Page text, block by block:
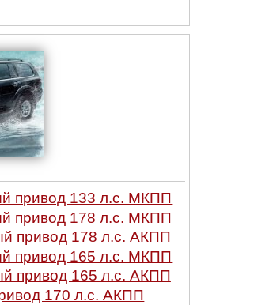
привод 133 л.с. МКПП
привод 178 л.с. МКПП
привод 178 л.с. АКПП
привод 165 л.с. МКПП
привод 165 л.с. АКПП
170 л.с. АКПП